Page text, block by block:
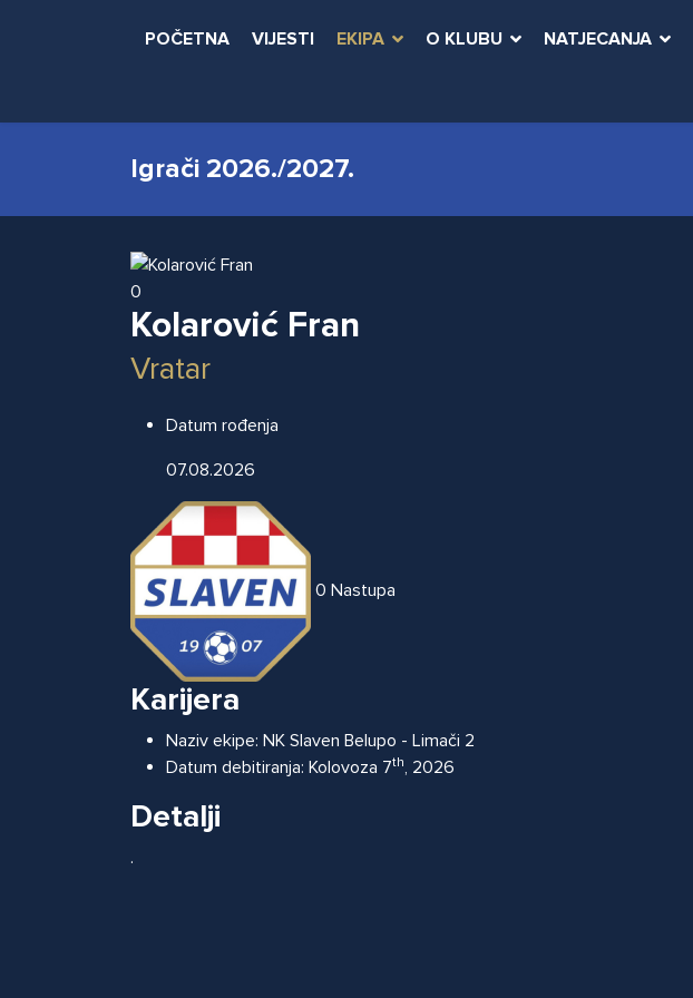
POČETNA VIJESTI EKIPA O KLUBU NATJECANJA
Igrači 2026./2027.
0
Kolarović Fran
Vratar
Datum rođenja
07.08.2026
0 Nastupa
Karijera
Naziv ekipe: NK Slaven Belupo - Limači 2
Datum debitiranja: Kolovoza 7th, 2026
Detalji
.